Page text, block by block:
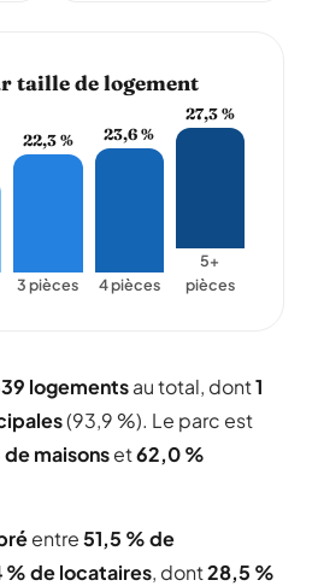
taille de logement
22,3 %
3 pièces
23,6 %
4 pièces
27,3 %
5+
pièces
logementsau total, dont1
(93,9 %). Le parc est
maisonset62,0 %
entre51,5 % de
% de locataires, dont28,5 %